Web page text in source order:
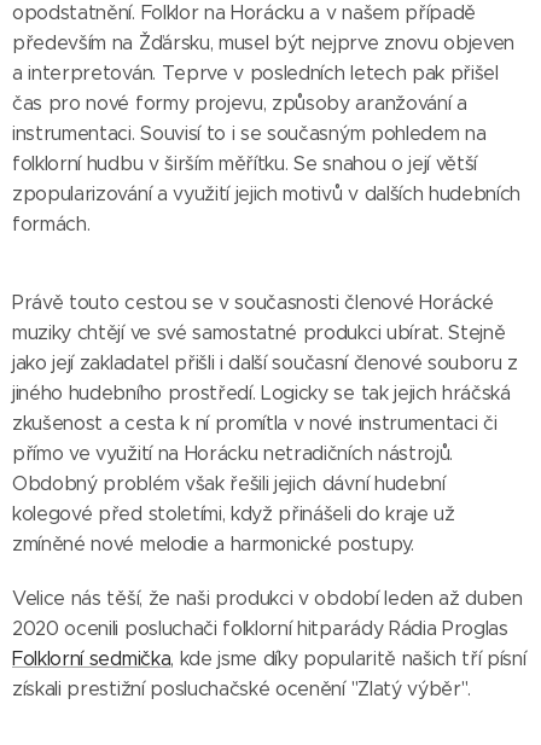
opodstatnění. Folklor na Horácku a v našem případě
především na Žďársku, musel být nejprve znovu objeven
a interpretován. Teprve v posledních letech pak přišel
čas pro nové formy projevu, způsoby aranžování a
instrumentaci. Souvisí to i se současným pohledem na
folklorní hudbu v širším měřítku. Se snahou o její větší
zpopularizování a využití jejich motivů v dalších hudebních
formách.
Právě touto cestou se v současnosti členové Horácké
muziky chtějí ve své samostatné produkci ubírat. Stejně
jako její zakladatel přišli i další současní členové souboru z
jiného hudebního prostředí. Logicky se tak jejich hráčská
zkušenost a cesta k ní promítla v nové instrumentaci či
přímo ve využití na Horácku netradičních nástrojů.
Obdobný problém však řešili jejich dávní hudební
kolegové před stoletími, když přinášeli do kraje už
zmíněné nové melodie a harmonické postupy.
Velice nás těší, že naši produkci v období leden až duben
2020 ocenili posluchači folklorní hitparády Rádia Proglas
Folklorní sedmička, kde jsme díky popularitě našich tří písní
získali prestižní posluchačské ocenění "Zlatý výběr".